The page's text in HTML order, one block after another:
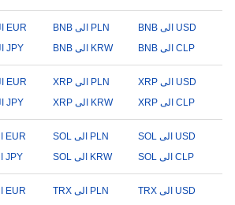
BNB الى EUR BNB الى PLN
BNB الى USD
BNB الى JPY
BNB الى KRW BNB الى CLP
XRP الى EUR XRP الى PLN
XRP الى USD
XRP الى JPY
XRP الى KRW XRP الى CLP
SOL الى EUR SOL الى PLN
SOL الى USD
SOL الى JPY
SOL الى KRW SOL الى CLP
TRX الى EUR TRX الى PLN
TRX الى USD